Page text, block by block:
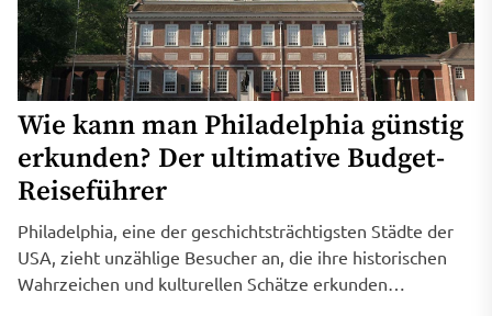
Wie kann man Philadelphia günstig
erkunden? Der ultimative Budget-
Reiseführer
Philadelphia, eine der geschichtsträchtigsten Städte der
USA, zieht unzählige Besucher an, die ihre historischen
Wahrzeichen und kulturellen Schätze erkunden